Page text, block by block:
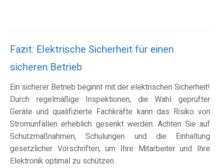
Fazit: Elektrische Sicherheit für einen
sicheren Betrieb
Ein sicherer Betrieb beginnt mit der elektrischen Sicherheit!
Durch regelmäßige Inspektionen, die Wahl geprüfter
Geräte und qualifizierte Fachkräfte kann das Risiko von
Stromunfällen erheblich gesenkt werden. Achten Sie auf
Schutzmaßnahmen, Schulungen und die Einhaltung
gesetzlicher Vorschriften, um Ihre Mitarbeiter und Ihre
Elektronik optimal zu schützen.